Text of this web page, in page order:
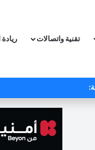
تقنية واتصالات